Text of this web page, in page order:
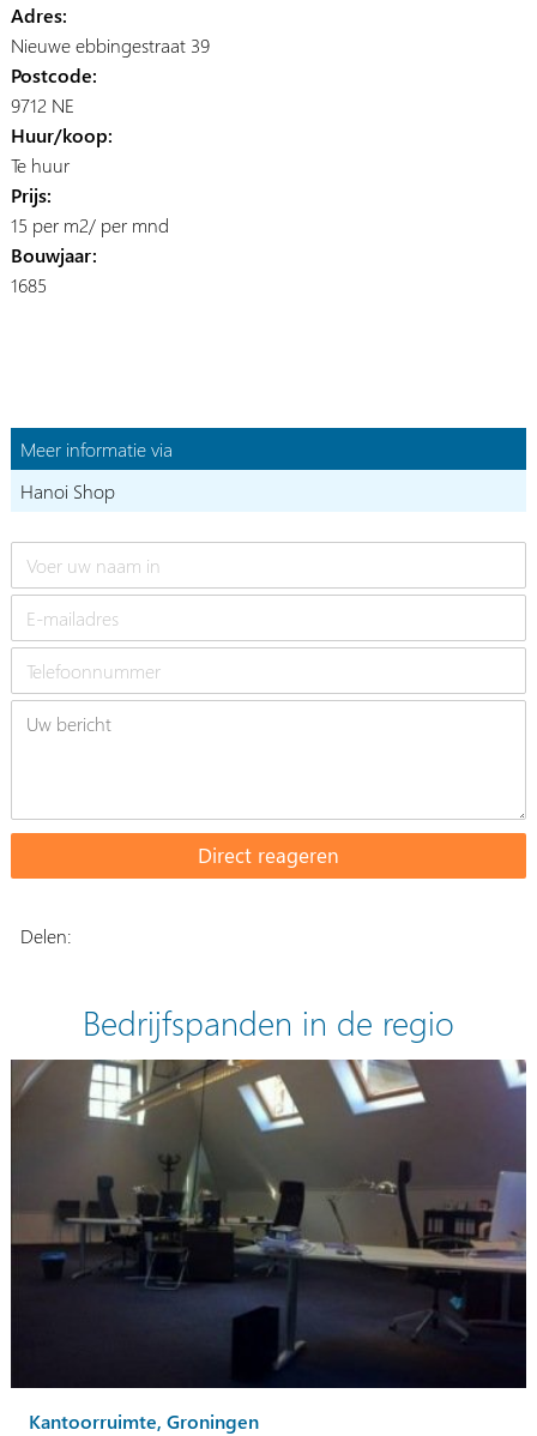
Adres:
Nieuwe ebbingestraat 39
Postcode:
9712 NE
Huur/koop:
Te huur
Prijs:
15 per m2/ per mnd
Bouwjaar:
1685
Meer informatie via
Hanoi Shop
Delen:
Bedrijfspanden in de regio
Kantoorruimte, Groningen